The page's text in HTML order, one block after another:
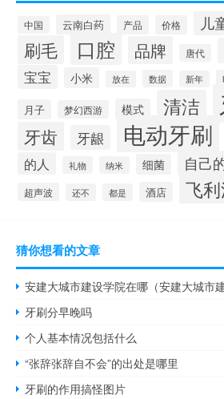
中国 云南白药 产品 价格 儿
刷毛 口腔 品牌 唐代
宝宝 小米 放在 数据 新年
月子 梦幻西游 模式 清洁
牙齿 牙龈 电动牙刷
的人 礼物 纳米 细菌 自己
超声波 还不 都是 酒店 飞
猜你想看的文章
安建大城市建设学院在哪（安建大城市
牙刷分早晚吗
个人基本情况包括什么
“张辞张辞自不会”的出处是哪里
牙刷的作用搞怪图片